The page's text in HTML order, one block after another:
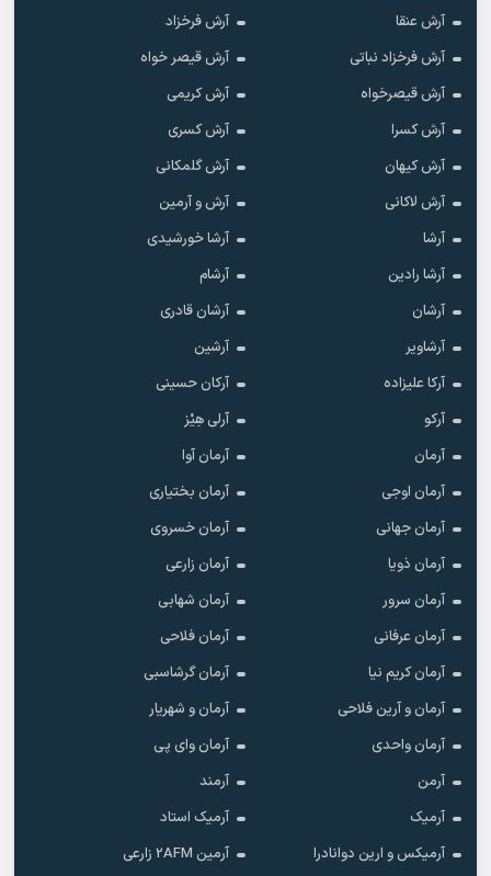
آرش عنقا
آرش فرخزاد
آرش فرخزاد نباتی
آرش قیصر خواه
آرش قیصرخواه
آرش کریمی
آرش کسرا
آرش کسری
آرش کیهان
آرش گلمکانی
آرش لاکانی
آرش و آرمین
آرشا
آرشا خورشیدی
آرشا رادین
آرشام
آرشان
آرشان قادری
آرشاویر
آرشین
آرکا علیزاده
آرکان حسینی
آرکو
آرلی هِیْز
آرمان
آرمان آوا
آرمان اوجی
آرمان بختیاری
آرمان جهانی
آرمان خسروی
آرمان ذویا
آرمان زارعی
آرمان سرور
آرمان شهابی
آرمان عرفانی
آرمان فلاحی
آرمان کریم نیا
آرمان گرشاسبی
آرمان و آرین فلاحی
آرمان و شهریار
آرمان واحدی
آرمان وای پی
آرمن
آرمند
آرمیک
آرمیک استاد
آرمیکس و ارین دوانادرا
آرمین 2AFM زارعی